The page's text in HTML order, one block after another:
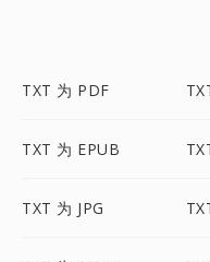
TXT 为 PDF
TXT 为 EPUB
TXT 为 JPG